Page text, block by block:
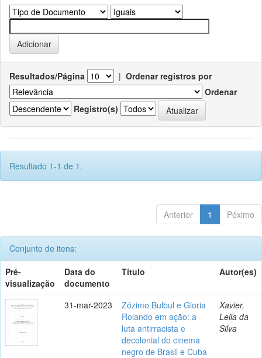
Resultados/Página | Ordenar registros por
Ordenar
Registro(s)
Resultado 1-1 de 1.
Anterior 1 Póximo
Conjunto de itens:
Pré-
visualização
Data do
documento
Título Autor(es)
31-mar-2023
Zózimo Bulbul e Gloria
Rolando em ação: a
luta antirracista e
decolonial do cinema
negro de Brasil e Cuba
Xavier,
Leila da
Silva